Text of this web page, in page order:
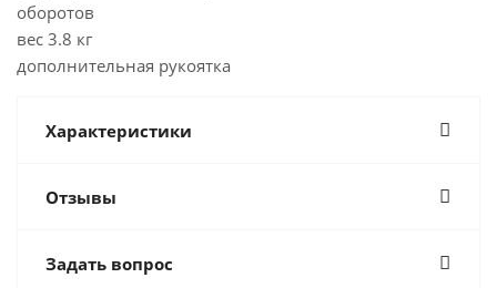
оборотов
вес 3.8 кг
дополнительная рукоятка
Характеристики
Отзывы
Задать вопрос